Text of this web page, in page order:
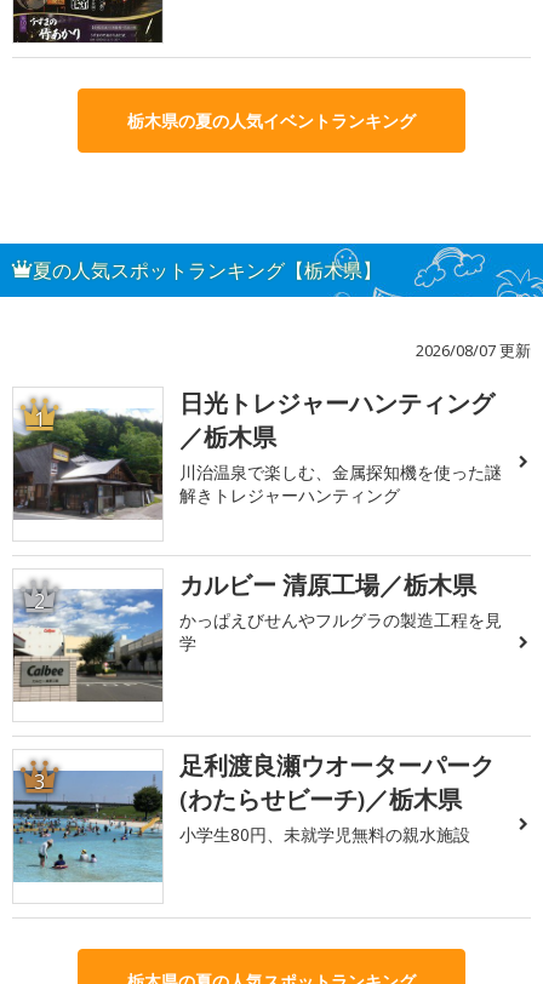
栃木県の夏の人気イベントランキング
夏の人気スポットランキング【栃木県】
2026/08/07 更新
1
日光トレジャーハンティング
／栃木県
川治温泉で楽しむ、金属探知機を使った謎
解きトレジャーハンティング
2 カルビー 清原工場／栃木県
かっぱえびせんやフルグラの製造工程を見
学
3
足利渡良瀬ウオーターパーク
(わたらせビーチ)／栃木県
小学生80円、未就学児無料の親水施設